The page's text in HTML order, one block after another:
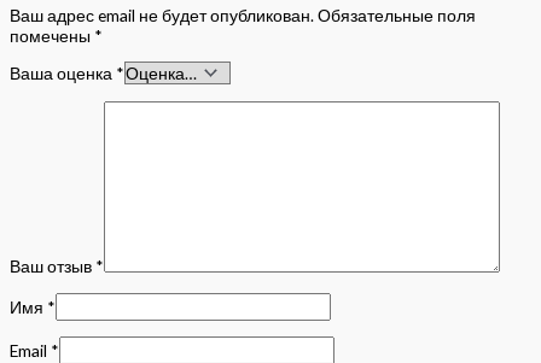
Ваш адрес email не будет опубликован.Обязательные поля
помечены *
Ваша оценка *
Ваш отзыв *
Имя *
Email *